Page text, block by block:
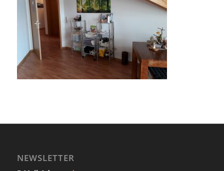
NEWSLETTER